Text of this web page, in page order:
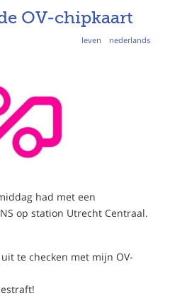
OV-chipkaart
leven nederlands
had met een
op station Utrecht Centraal.
te checken met mijn OV-